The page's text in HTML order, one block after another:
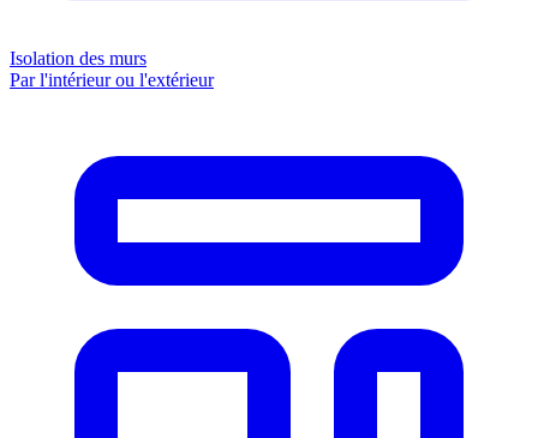
Isolation des murs
Par l'intérieur ou l'extérieur